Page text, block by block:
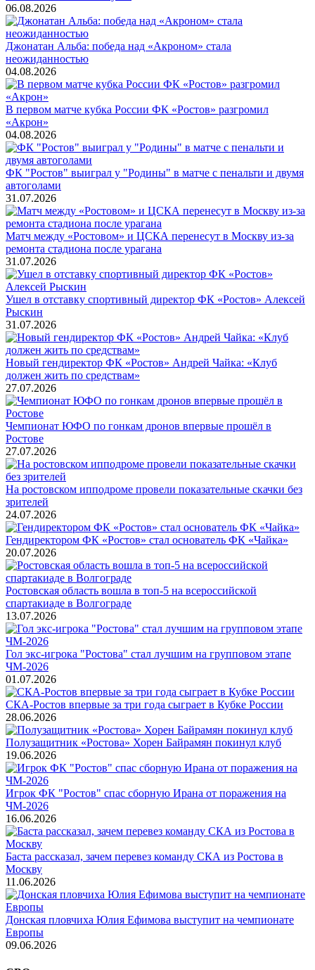
06.08.2026
Джонатан Альба: победа над «Акроном» стала
неожиданностью
04.08.2026
В первом матче кубка России ФК «Ростов» разгромил
«Акрон»
04.08.2026
ФК "Ростов" выиграл у "Родины" в матче с пенальти и двумя
автоголами
31.07.2026
Матч между «Ростовом» и ЦСКА перенесут в Москву из-за
ремонта стадиона после урагана
31.07.2026
Ушел в отставку спортивный директор ФК «Ростов» Алексей
Рыскин
31.07.2026
Новый гендиректор ФК «Ростов» Андрей Чайка: «Клуб
должен жить по средствам»
27.07.2026
Чемпионат ЮФО по гонкам дронов впервые прошёл в
Ростове
27.07.2026
На ростовском ипподроме провели показательные скачки без
зрителей
24.07.2026
Гендиректором ФК «Ростов» стал основатель ФК «Чайка»
20.07.2026
Ростовская область вошла в топ-5 на всероссийской
спартакиаде в Волгограде
13.07.2026
Гол экс-игрока "Ростова" стал лучшим на групповом этапе
ЧМ-2026
01.07.2026
СКА-Ростов впервые за три года сыграет в Кубке России
28.06.2026
Полузащитник «Ростова» Хорен Байрамян покинул клуб
19.06.2026
Игрок ФК "Ростов" спас сборную Ирана от поражения на
ЧМ-2026
16.06.2026
Баста рассказал, зачем перевез команду СКА из Ростова в
Москву
11.06.2026
Донская пловчиха Юлия Ефимова выступит на чемпионате
Европы
09.06.2026